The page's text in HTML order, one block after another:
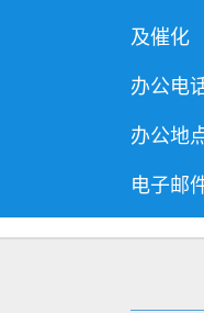
及催化
办公电
办公地
电子邮